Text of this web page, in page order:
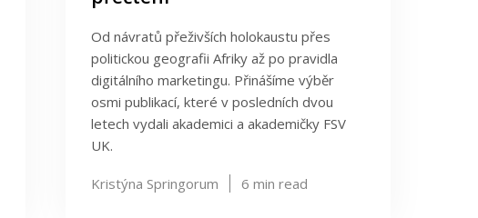
Od návratů přeživších holokaustu přes
politickou geografii Afriky až po pravidla
digitálního marketingu. Přinášíme výběr
osmi publikací, které v posledních dvou
letech vydali akademici a akademičky FSV
UK.
Kristýna Springorum 6 min read